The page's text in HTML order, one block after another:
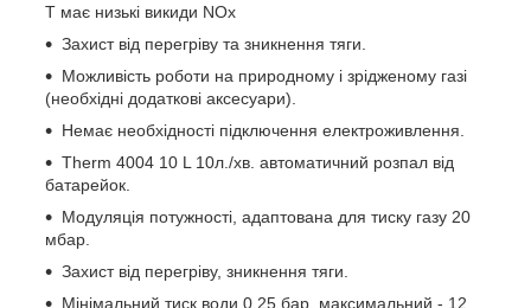
T має низькі викиди NOx
Захист від перегріву та зникнення тяги.
Можливість роботи на природному і зрідженому газі
(необхідні додаткові аксесуари).
Немає необхідності підключення електроживлення.
Therm 4004 10 L 10л./хв. автоматичний розпал від
батарейок.
Модуляція потужності, адаптована для тиску газу 20
мбар.
Захист від перегріву, зникнення тяги.
Мінімальний тиск води 0,25 бар, максимальний - 12